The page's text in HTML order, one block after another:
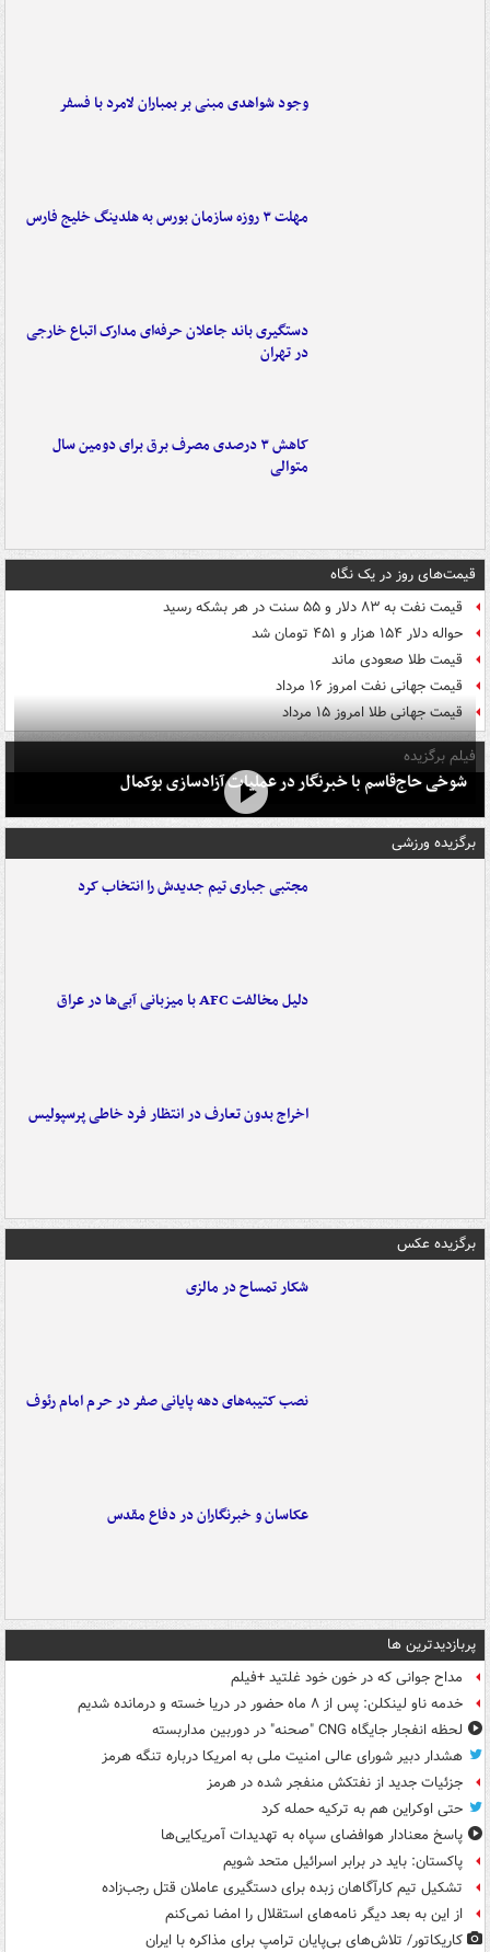
وجود شواهدی مبنی بر بمباران لامرد با فسفر
مهلت ۳ روزه سازمان بورس به هلدینگ خلیج فارس
دستگیری باند جاعلان حرفه‌ای مدارک اتباع خارجی
در تهران
کاهش ۳ درصدی مصرف برق برای دومین سال
متوالی
قیمت‌های روز در یک نگاه
قیمت نفت به ۸۳ دلار و ۵۵ سنت در هر بشکه رسید
حواله دلار ۱۵۴ هزار و ۴۵۱ تومان شد
قیمت طلا صعودی ماند
قیمت جهانی نفت امروز ۱۶ مرداد
قیمت جهانی طلا امروز ۱۵ مرداد
فیلم برگزیده
شوخی حاج‌قاسم با خبرنگار در عملیات آزادسازی بوکمال
برگزیده ورزشی
مجتبی جباری تیم جدیدش را انتخاب کرد
دلیل مخالفت AFC با میزبانی آبی‌ها در عراق
اخراج بدون تعارف در انتظار فرد خاطی پرسپولیس
برگزیده عکس
شکار تمساح در مالزی
نصب کتیبه‌های دهه پایانی صفر در حرم امام رئوف
عکاسان و خبرنگاران در دفاع مقدس
پربازدیدترین ها
مداح جوانی که در خون خود غلتید +فیلم
خدمه ناو لینکلن: پس از ۸ ماه حضور در دریا خسته و درمانده‌ شدیم
لحظه انفجار جایگاه CNG "صحنه" در دوربین مداربسته
هشدار دبیر شورای عالی امنیت ملی به امریکا درباره تنگه هرمز
جزئیات جدید از نفتکش منفجر شده در هرمز
حتی اوکراین هم به ترکیه حمله کرد
پاسخ معنادار هوافضای سپاه به تهدیدات آمریکایی‌ها
پاکستان: باید در برابر اسرائیل متحد شویم
تشکیل تیم کارآگاهان زبده برای دستگیری عاملان قتل رجب‌زاده
از این به بعد دیگر نامه‌های استقلال را امضا نمی‌کنم
کاریکاتور/ تلاش‌های بی‌پایان ترامپ برای مذاکره با ایران